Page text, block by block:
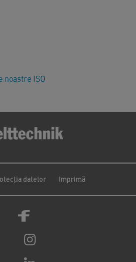
noastre ISO
datelor Imprimă